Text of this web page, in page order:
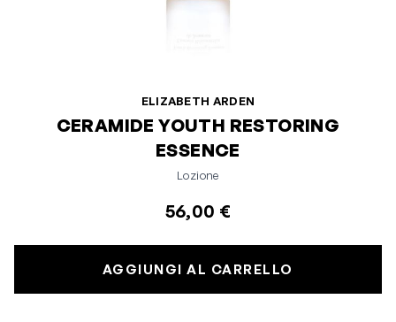
ELIZABETH ARDEN
CERAMIDE YOUTH RESTORING
ESSENCE
Lozione
56,00 €
AGGIUNGI AL CARRELLO